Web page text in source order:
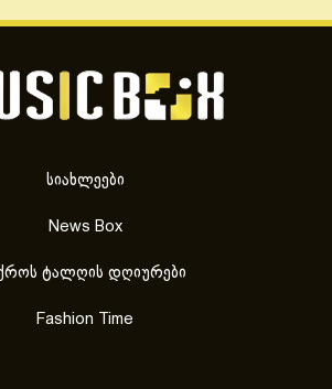
სიახლეები
News Box
ტალღის დღიურები
Fashion Time